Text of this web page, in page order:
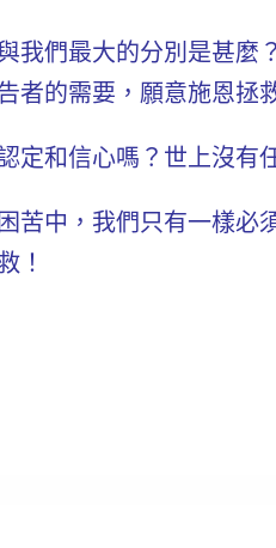
我們最大的分別是甚麼
者的需要，願意施恩拯
定和信心嗎？世上沒有
苦中，我們只有一樣必
！